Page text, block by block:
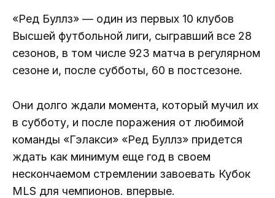
«Ред Буллз» — один из первых 10 клубов
Высшей футбольной лиги, сыгравший все 28
сезонов, в том числе 923 матча в регулярном
сезоне и, после субботы, 60 в постсезоне.
Они долго ждали момента, который мучил их
в субботу, и после поражения от любимой
команды «Гэлакси» «Ред Буллз» придется
ждать как минимум еще год в своем
нескончаемом стремлении завоевать Кубок
MLS для чемпионов. впервые.